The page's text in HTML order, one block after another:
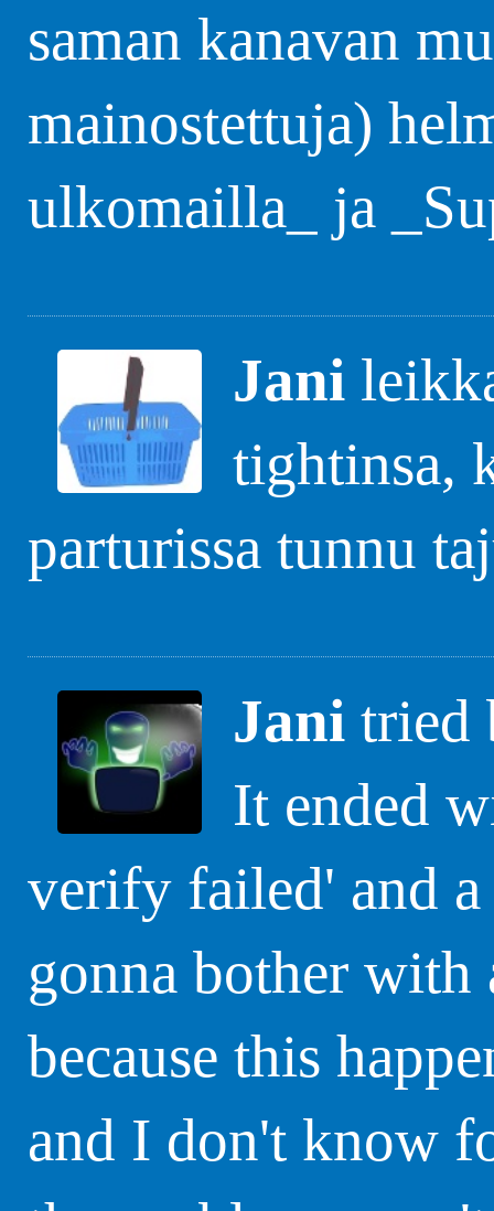
saman kanavan
mainostettuja)
ulkomailla_ ja
Jani
tightinsa,
parturissa tunnu
Janitried
It ended
verify failed' and
gonna bother with
because this
and I don't know